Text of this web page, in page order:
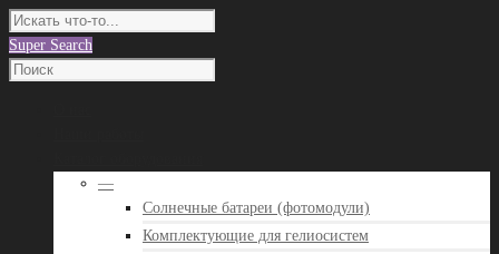
Super Search
—
Солнечные батареи (фотомодули)
Комплектующие для гелиосистем